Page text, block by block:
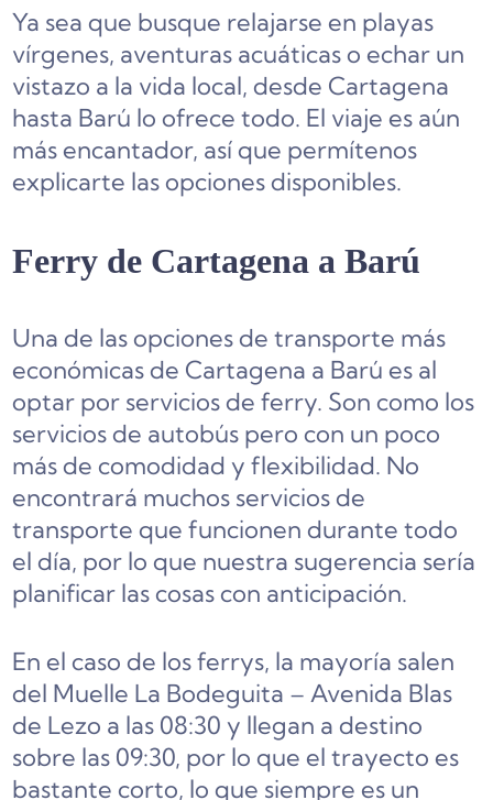
Ya sea que busque relajarse en playas
vírgenes, aventuras acuáticas o echar un
vistazo a la vida local, desde Cartagena
hasta Barú lo ofrece todo. El viaje es aún
más encantador, así que permítenos
explicarte las opciones disponibles.
Ferry de Cartagena a Barú
Una de las opciones de transporte más
económicas de Cartagena a Barú es al
optar por servicios de ferry. Son como los
servicios de autobús pero con un poco
más de comodidad y flexibilidad. No
encontrará muchos servicios de
transporte que funcionen durante todo
el día, por lo que nuestra sugerencia sería
planificar las cosas con anticipación.
En el caso de los ferrys, la mayoría salen
del Muelle La Bodeguita – Avenida Blas
de Lezo a las 08:30 y llegan a destino
sobre las 09:30, por lo que el trayecto es
bastante corto, lo que siempre es un